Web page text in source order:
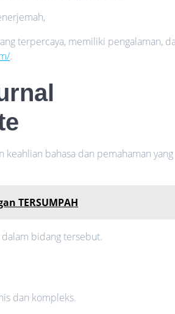
terpercaya, memiliki pengalaman,
.
bahasa dan pemahaman yang
TERSUMPAH
bidang tersebut.
dan kompleks.